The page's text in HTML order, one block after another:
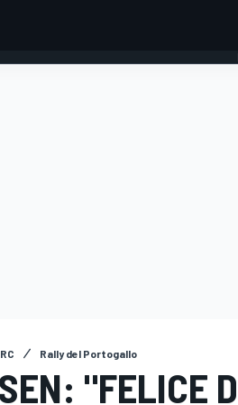
Rally del Portogallo
"FELICE